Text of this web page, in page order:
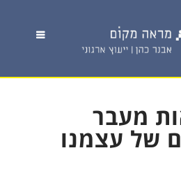
מעבר
של עצמנו